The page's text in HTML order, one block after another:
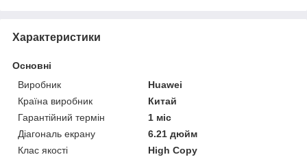
Характеристики
Основні
Виробник
Huawei
Країна виробник
Китай
Гарантійний термін
1 міс
Діагональ екрану
6.21 дюйм
Клас якості
High Copy